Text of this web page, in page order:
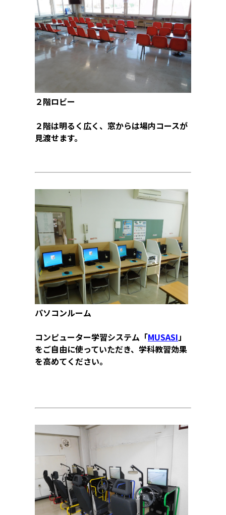
２階ロビー
２階は明るく広く、窓からは場内コースが
見渡せます。
パソコンルーム
コンピューター学習システム「MUSASI」
をご自由に使っていただき、学科教習効果
を高めてください。